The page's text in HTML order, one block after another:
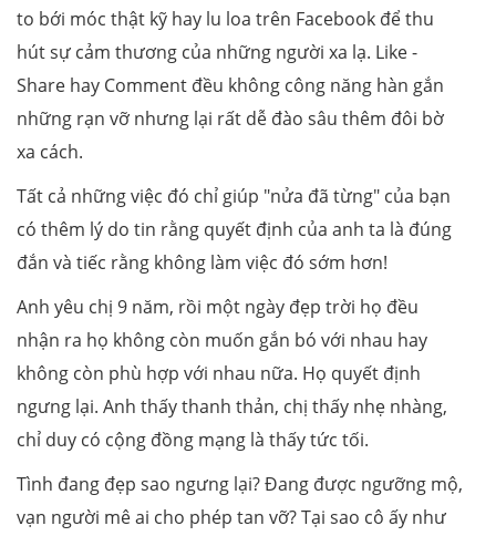
to bới móc thật kỹ hay lu loa trên Facebook để thu
hút sự cảm thương của những người xa lạ. Like -
Share hay Comment đều không công năng hàn gắn
những rạn vỡ nhưng lại rất dễ đào sâu thêm đôi bờ
xa cách.
Tất cả những việc đó chỉ giúp "nửa đã từng" của bạn
có thêm lý do tin rằng quyết định của anh ta là đúng
đắn và tiếc rằng không làm việc đó sớm hơn!
Anh yêu chị 9 năm, rồi một ngày đẹp trời họ đều
nhận ra họ không còn muốn gắn bó với nhau hay
không còn phù hợp với nhau nữa. Họ quyết định
ngưng lại. Anh thấy thanh thản, chị thấy nhẹ nhàng,
chỉ duy có cộng đồng mạng là thấy tức tối.
Tình đang đẹp sao ngưng lại? Đang được ngưỡng mộ,
vạn người mê ai cho phép tan vỡ? Tại sao cô ấy như